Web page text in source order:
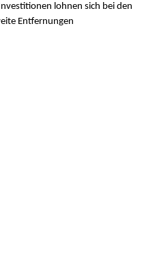
lohnen sich bei den
Entfernungen